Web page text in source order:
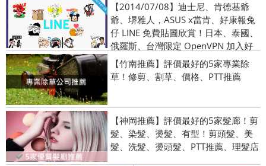
【2014/07/08】迪士尼、肯德基爺
爺、堺雅人，ASUS x當肯、好康報兔
仔 LINE 免費貼圖欣賞！日本、泰國、
俄羅斯、台灣限定 OpenVPN 加入好
友【竹南推薦】評價最好的5家專業除
草！修剪、割草、價格、PTT推薦
【神岡推薦】評價最好的5家髮廊！剪
髮、染髮、燙髮、有型！剪頭髮、美
髮、洗髮、燙頭髮、PTT推薦、理髮店